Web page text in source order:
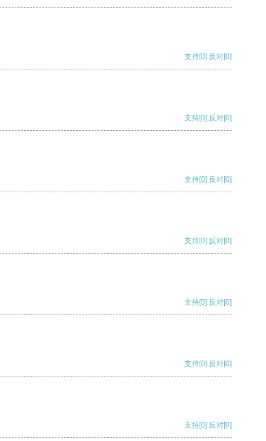
支持[0] 反对[0]
支持[0] 反对[0]
支持[0] 反对[0]
支持[0] 反对[0]
支持[0] 反对[0]
支持[0] 反对[0]
支持[0] 反对[0]